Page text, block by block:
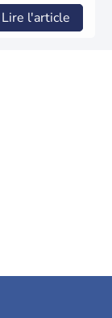
Lire l'article